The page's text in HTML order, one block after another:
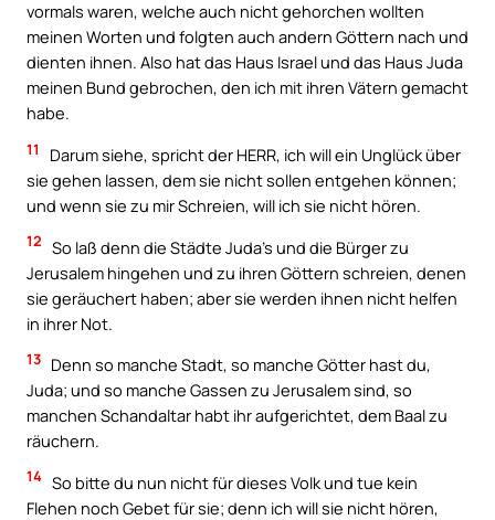
vormals waren, welche auch nicht gehorchen wollten
meinen Worten und folgten auch andern Göttern nach und
dienten ihnen. Also hat das Haus Israel und das Haus Juda
meinen Bund gebrochen, den ich mit ihren Vätern gemacht
habe.
11
Darum siehe, spricht der HERR, ich will ein Unglück über
sie gehen lassen, dem sie nicht sollen entgehen können;
und wenn sie zu mir Schreien, will ich sie nicht hören.
12 So laß denn die Städte Juda’s und die Bürger zu
Jerusalem hingehen und zu ihren Göttern schreien, denen
sie geräuchert haben; aber sie werden ihnen nicht helfen
in ihrer Not.
13 Denn so manche Stadt, so manche Götter hast du,
Juda; und so manche Gassen zu Jerusalem sind, so
manchen Schandaltar habt ihr aufgerichtet, dem Baal zu
räuchern.
14 So bitte du nun nicht für dieses Volk und tue kein
Flehen noch Gebet für sie; denn ich will sie nicht hören,